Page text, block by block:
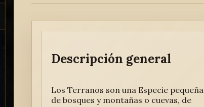
Descripción general
Los Terranos son una Especie pequeña
de bosques y montañas o cuevas, de